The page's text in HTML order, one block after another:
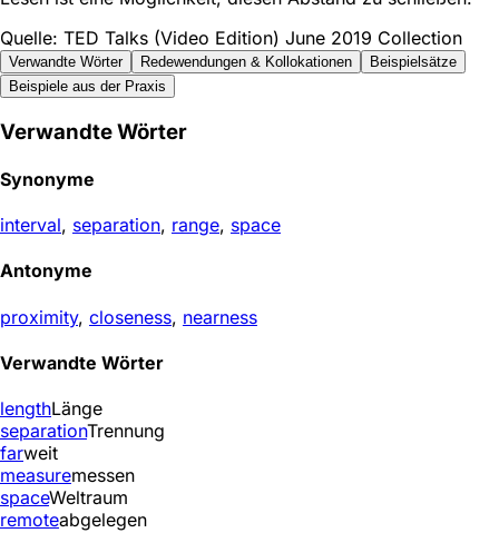
Quelle: TED Talks (Video Edition) June 2019 Collection
Verwandte Wörter Redewendungen & Kollokationen
Beispielsätze
Beispiele aus der Praxis
Verwandte Wörter
Synonyme
interval, separation, range, space
Antonyme
proximity, closeness, nearness
Verwandte Wörter
lengthLänge
separationTrennung
farweit
measuremessen
spaceWeltraum
remoteabgelegen